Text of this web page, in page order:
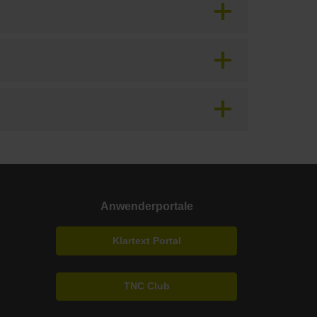
Anwenderportale
Klartext Portal
TNC Club